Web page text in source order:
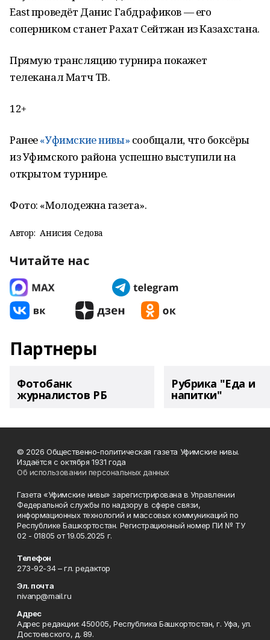
East проведёт Данис Габдрафиков — его
соперником станет Рахат Сейтжан из Казахстана.
Прямую трансляцию турнира покажет
телеканал Матч ТВ.
12+
Ранее«Уфимские нивы» сообщали, что боксёры
из Уфимского района успешно выступили на
открытом турнире.
Фото: «Молодежна газета».
Автор: Анисия Седова
Читайте нас
Партнеры
Фотобанк
журналистов РБ
Рубрика "Еда и
напитки"
© 2026 Общественно-политическая газета Уфимские нивы.
Издаётся с октября 1931 года
Об использовании персональных данных
Газета «Уфимские нивы» зарегистрирована в Управлении
Федеральной службы по надзору в сфере связи,
информационных технологий и массовых коммуникаций по
Республике Башкортостан. Регистрационный номер ПИ № ТУ
02 - 01805 от 19.05.2025 г.
Телефон
273-92-34 – гл. редактор
Эл. почта
nivanp@mail.ru
Адрес
Адрес редакции: 450005, Республика Башкортостан, г. Уфа, ул.
Достоевского, д. 89.